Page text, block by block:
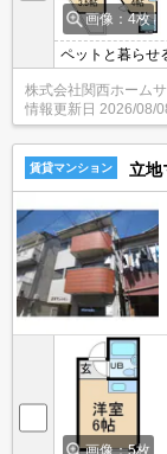
画像：4枚
ペットと暮らせ
株式会社関西ホーム
情報更新日 2026/08/
賃貸マンション 立地
画像：5枚